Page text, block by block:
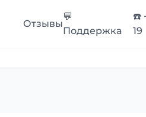
Отзывы
💬
Поддержка
☎️
19